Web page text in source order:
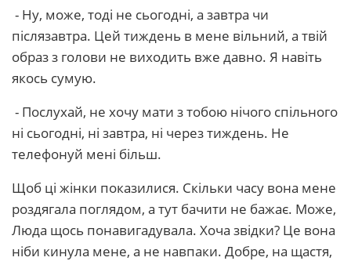
- Ну, може, тоді не сьогодні, а завтра чи
післязавтра. Цей тиждень в мене вільний, а твій
образ з голови не виходить вже давно. Я навіть
якось сумую.
- Послухай, не хочу мати з тобою нічого спільного
ні сьогодні, ні завтра, ні через тиждень. Не
телефонуй мені більш.
Щоб ці жінки показилися. Скільки часу вона мене
роздягала поглядом, а тут бачити не бажає. Може,
Люда щось понавигадувала. Хоча звідки? Це вона
ніби кинула мене, а не навпаки. Добре, на щастя,